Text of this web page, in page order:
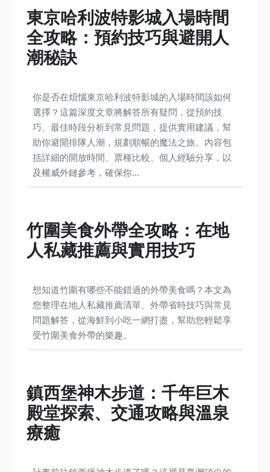
東京哈利波特影城入場時間
全攻略：預約技巧與避開人
潮秘訣
你是否在煩惱東京哈利波特影城的入場時間該如何
選擇？這篇深度文章將解答所有疑問，從預約技
巧、最佳時段分析到常見問題，提供實用建議，幫
助你避開排隊人潮，規劃順暢的魔法之旅。內容包
括詳細的開放時間、票種比較、個人經驗分享，以
及權威外鏈參考，確保你...
竹圍美食外帶全攻略：在地
人私藏推薦與實用技巧
想知道竹圍有哪些不能錯過的外帶美食嗎？本文為
您整理在地人私藏推薦清單、外帶省時技巧與常見
問題解答，從海鮮到小吃一網打盡，幫助您輕鬆享
受竹圍美食外帶的樂趣。
鎮西堡神木步道：千年巨木
殿堂探索、交通攻略與溫泉
療癒